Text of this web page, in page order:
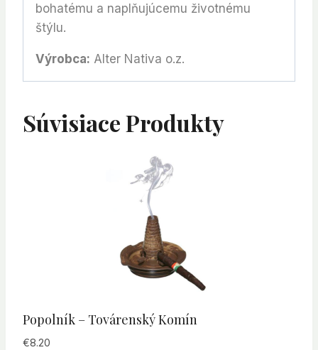
bohatému a naplňujúcemu životnému
štýlu.
Výrobca: Alter Nativa o.z.
Súvisiace Produkty
Popolník – Továrenský Komín
€8.20